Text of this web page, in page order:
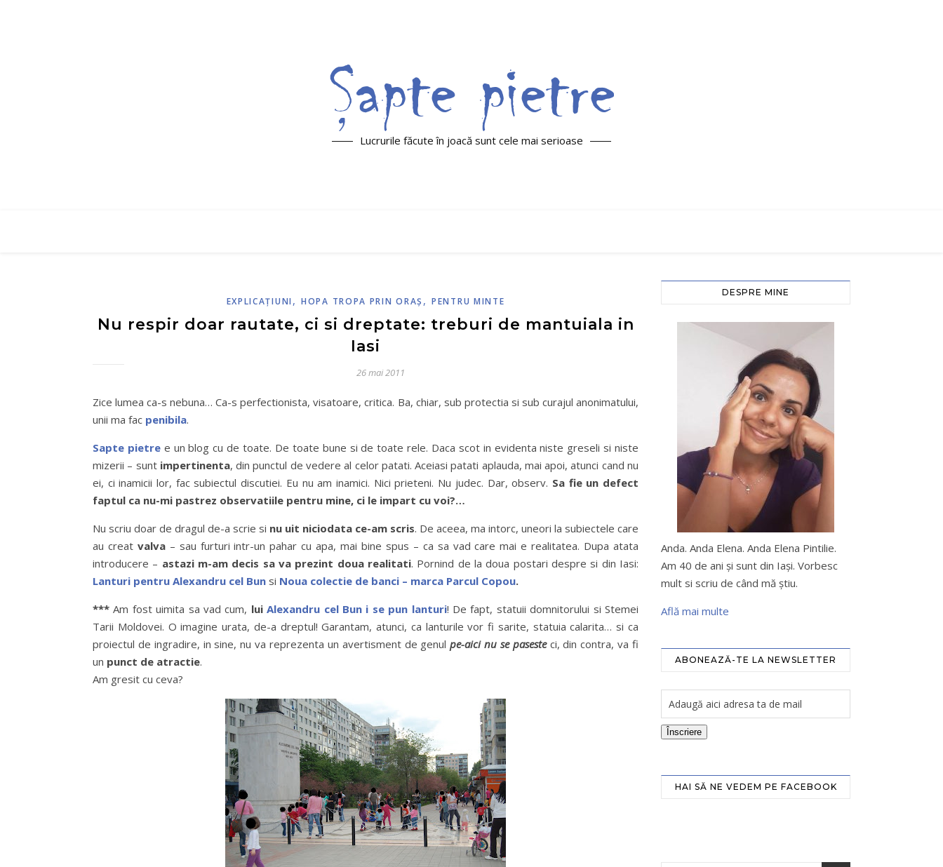
Lucrurile făcute în joacă sunt cele mai serioase
EXPLICAŢIUNI , HOPA TROPA PRIN ORAŞ , PENTRU MINTE
Nu respir doar rautate, ci si dreptate: treburi de mantuiala in
Iasi
26 mai 2011
Zice lumea ca-s nebuna… Ca-s perfectionista, visatoare, critica. Ba, chiar, sub protectia si sub curajul anonimatului,
unii ma fac penibila.
Sapte pietre e un blog cu de toate. De toate bune si de toate rele. Daca scot in evidenta niste greseli si niste
mizerii – sunt impertinenta, din punctul de vedere al celor patati. Aceiasi patati aplauda, mai apoi, atunci cand nu
ei, ci inamicii lor, fac subiectul discutiei. Eu nu am inamici. Nici prieteni. Nu judec. Dar, observ. Sa fie un defect
faptul ca nu-mi pastrez observatiile pentru mine, ci le impart cu voi?…
Nu scriu doar de dragul de-a scrie si nu uit niciodata ce-am scris. De aceea, ma intorc, uneori la subiectele care
au creat valva– sau furturi intr-un pahar cu apa, mai bine spus – ca sa vad care mai e realitatea. Dupa atata
introducere – astazi m-am decis sa va prezint doua realitati. Pornind de la doua postari despre si din Iasi:
Lanturi pentru Alexandru cel Bun si Noua colectie de banci – marca Parcul Copou.
***Am fost uimita sa vad cum, luiAlexandru cel Bun i se pun lanturi! De fapt, statuii domnitorului si Stemei
Tarii Moldovei. O imagine urata, de-a dreptul! Garantam, atunci, ca lanturile vor fi sarite, statuia calarita… si ca
proiectul de ingradire, in sine, nu va reprezenta un avertisment de genulpe-aici nu se pasesteci, din contra, va fi
un punct de atractie.
Am gresit cu ceva?
DESPRE MINE
Anda. Anda Elena. Anda Elena Pintilie.
Am 40 de ani şi sunt din Iaşi. Vorbesc
mult si scriu de când mă ştiu.
Află mai multe
ABONEAZĂ-TE LA NEWSLETTER
Înscriere
HAI SĂ NE VEDEM PE FACEBOOK